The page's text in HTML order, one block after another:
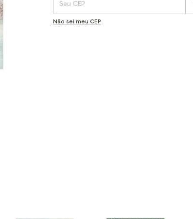
Não sei meu CEP